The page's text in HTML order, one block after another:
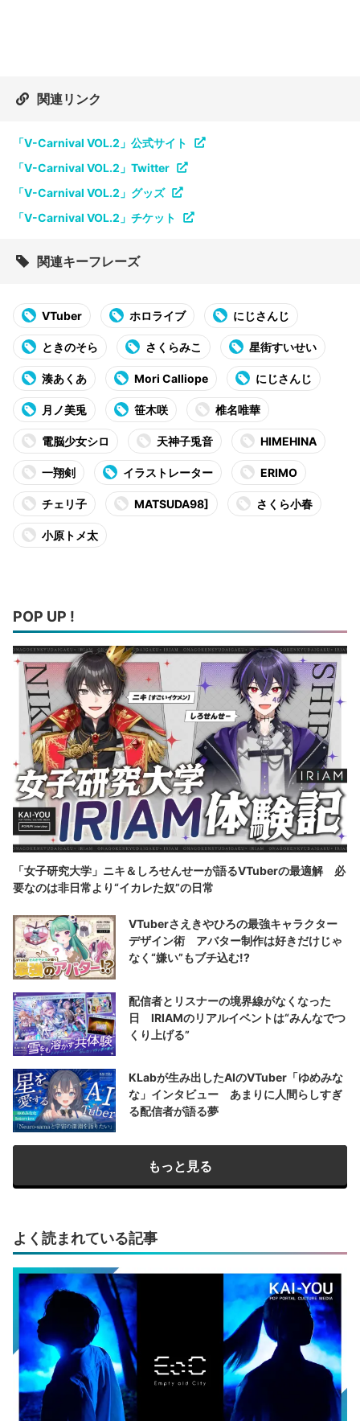
関連リンク
「V-Carnival VOL.2」公式サイト
「V-Carnival VOL.2」Twitter
「V-Carnival VOL.2」グッズ
「V-Carnival VOL.2」チケット
関連キーフレーズ
VTuber ホロライブ にじさんじ
ときのそら さくらみこ 星街すいせい
湊あくあ Mori Calliope にじさんじ
月ノ美兎 笹木咲 椎名唯華
電脳少女シロ 天神子兎音 HIMEHINA
一翔剣 イラストレーター ERIMO
チェリ子 MATSUDA98] さくら小春
小原トメ太
POP UP !
「女子研究大学」ニキ＆しろせんせーが語るVTuberの最適解 必
要なのは非日常より“イカレた奴”の日常
VTuberさえきやひろの最強キャラクター
デザイン術 アバター制作は好きだけじゃ
なく“嫌い”もブチ込む!?
配信者とリスナーの境界線がなくなった
日 IRIAMのリアルイベントは“みんなでつ
くり上げる”
KLabが生み出したAIのVTuber「ゆめみな
な」インタビュー あまりに人間らしすぎ
る配信者が語る夢
もっと見る
よく読まれている記事